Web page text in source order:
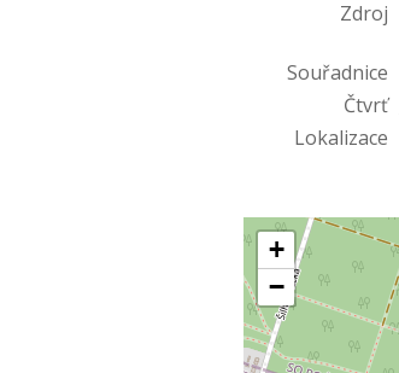
Zdroj
Souřadnice
Čtvrť
Lokalizace
+
−